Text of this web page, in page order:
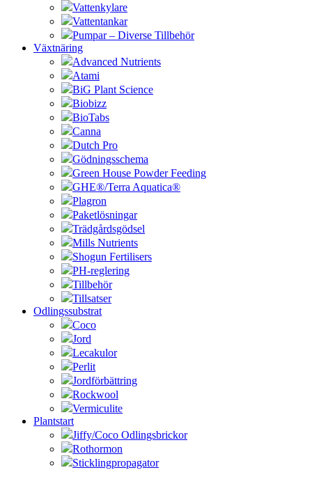
Vattenkylare
Vattentankar
Pumpar – Diverse Tillbehör
Växtnäring
Advanced Nutrients
Atami
BiG Plant Science
Biobizz
BioTabs
Canna
Dutch Pro
Gödningsschema
Green House Powder Feeding
GHE®/Terra Aquatica®
Plagron
Paketlösningar
Trädgårdsgödsel
Mills Nutrients
Shogun Fertilisers
PH-reglering
Tillbehör
Tillsatser
Odlingssubstrat
Coco
Jord
Lecakulor
Perlit
Jordförbättring
Rockwool
Vermiculite
Plantstart
Jiffy/Coco Odlingsbrickor
Rothormon
Sticklingpropagator